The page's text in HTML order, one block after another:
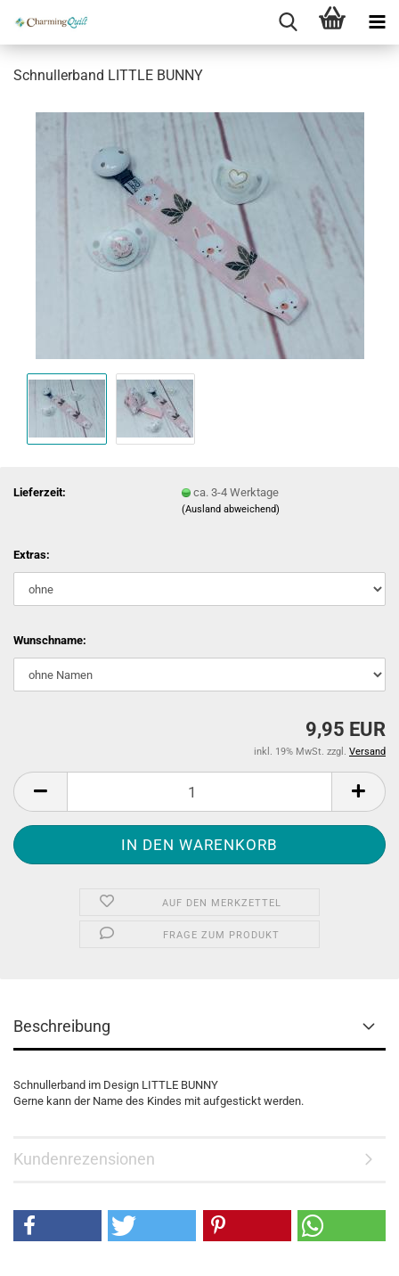
Schnullerband LITTLE BUNNY
Lieferzeit: ca. 3-4 Werktage
(Ausland abweichend)
Extras:
Wunschname:
9,95 EUR
inkl. 19% MwSt. zzgl. Versand
AUF DEN MERKZETTEL
FRAGE ZUM PRODUKT
Beschreibung
Schnullerband im Design LITTLE BUNNY
Gerne kann der Name des Kindes mit aufgestickt werden.
Kundenrezensionen